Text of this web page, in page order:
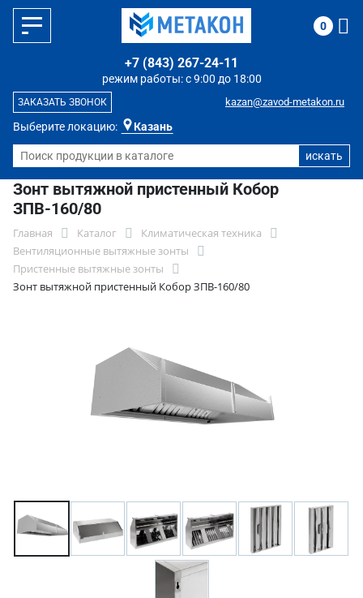
Выберите локацию: Казань
режим работы: с 9:00 до 18:00
+7 (843) 267-24-11
kazan@zavod-metakon.ru
ЗАКАЗАТЬ ЗВОНОК
0
Зонт вытяжной пристенный Кобор
ЗПВ-160/80
Главная Каталог
Климатическая техника
Вентиляционные вытяжные зонты
Пристенные вытяжные зонты
Зонт вытяжной пристенный Кобор ЗПВ-160/80